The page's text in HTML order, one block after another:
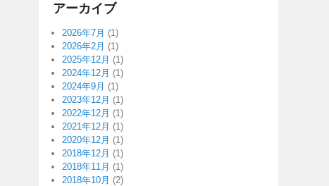
アーカイブ
2026年7月 (1)
2026年2月 (1)
2025年12月 (1)
2024年12月 (1)
2024年9月 (1)
2023年12月 (1)
2022年12月 (1)
2021年12月 (1)
2020年12月 (1)
2018年12月 (1)
2018年11月 (1)
2018年10月 (2)